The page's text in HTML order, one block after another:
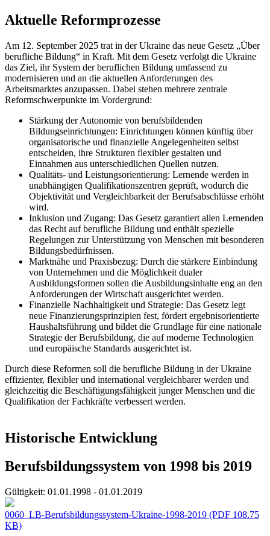
Aktuelle Reformprozesse
Am 12. September 2025 trat in der Ukraine das neue Gesetz „Über
berufliche Bildung“ in Kraft. Mit dem Gesetz verfolgt die Ukraine
das Ziel, ihr System der beruflichen Bildung umfassend zu
modernisieren und an die aktuellen Anforderungen des
Arbeitsmarktes anzupassen. Dabei stehen mehrere zentrale
Reformschwerpunkte im Vordergrund:
Stärkung der Autonomie von berufsbildenden
Bildungseinrichtungen: Einrichtungen können künftig über
organisatorische und finanzielle Angelegenheiten selbst
entscheiden, ihre Strukturen flexibler gestalten und
Einnahmen aus unterschiedlichen Quellen nutzen.
Qualitäts- und Leistungsorientierung: Lernende werden in
unabhängigen Qualifikationszentren geprüft, wodurch die
Objektivität und Vergleichbarkeit der Berufsabschlüsse erhöht
wird.
Inklusion und Zugang: Das Gesetz garantiert allen Lernenden
das Recht auf berufliche Bildung und enthält spezielle
Regelungen zur Unterstützung von Menschen mit besonderen
Bildungsbedürfnissen.
Marktnähe und Praxisbezug: Durch die stärkere Einbindung
von Unternehmen und die Möglichkeit dualer
Ausbildungsformen sollen die Ausbildungsinhalte eng an den
Anforderungen der Wirtschaft ausgerichtet werden.
Finanzielle Nachhaltigkeit und Strategie: Das Gesetz legt
neue Finanzierungsprinzipien fest, fördert ergebnisorientierte
Haushaltsführung und bildet die Grundlage für eine nationale
Strategie der Berufsbildung, die auf moderne Technologien
und europäische Standards ausgerichtet ist.
Durch diese Reformen soll die berufliche Bildung in der Ukraine
effizienter, flexibler und international vergleichbarer werden und
gleichzeitig die Beschäftigungsfähigkeit junger Menschen und die
Qualifikation der Fachkräfte verbessert werden.
Historische Entwicklung
Berufsbildungssystem von 1998 bis 2019
Gültigkeit: 01.01.1998 - 01.01.2019
0060_LB-Berufsbildungssystem-Ukraine-1998-2019 (PDF 108.75
KB)